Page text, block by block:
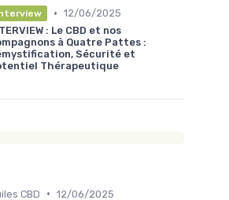
• 12/06/2025
: Le CBD et nos
à Quatre Pattes :
Sécurité et
Thérapeutique
CBD • 12/06/2025